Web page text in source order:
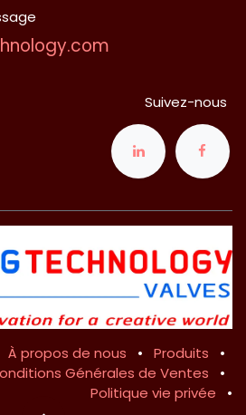
Suivez-nous
À propos de nous • Produits
•
Générales de Ventes
•
Politique vie privée
•